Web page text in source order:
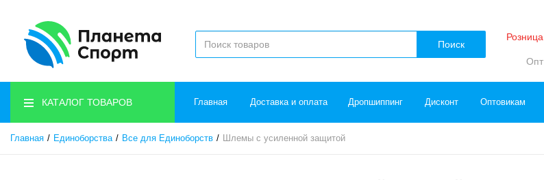
Поиск
Розница
Опт
КАТАЛОГ ТОВАРОВ Главная Доставка и оплата Дропшиппинг Дисконт Оптовикам
Главная Единоборства Все для Единоборств Шлемы с усиленной защитой